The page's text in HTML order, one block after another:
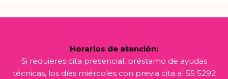
Horarios de atención:
Si requieres cita presencial, préstamo de ayudas
técnicas, los días miércoles con previa cita al 55 5292